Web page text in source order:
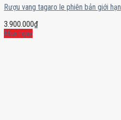
Rượu vang tagaro le phiên bản giới hạn
3.900.000₫
Mua ngay